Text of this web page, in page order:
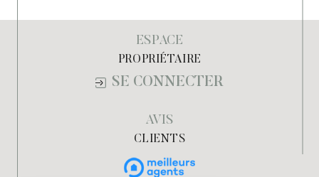
ESPACE
PROPRIÉTAIRE
SE CONNECTER
AVIS
CLIENTS